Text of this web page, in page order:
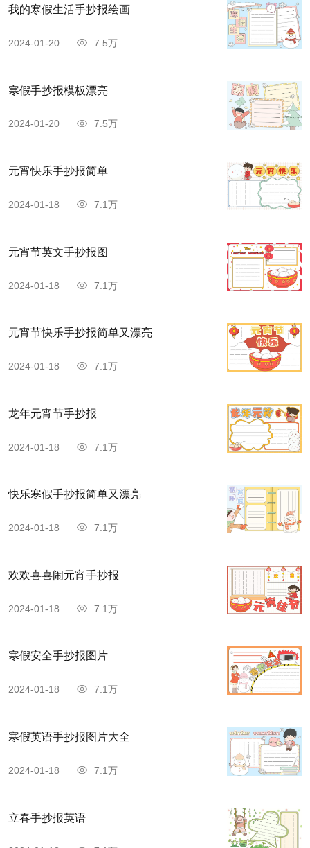
我的寒假生活手抄报绘画
2024-01-20 7.5万
寒假手抄报模板漂亮
2024-01-20 7.5万
元宵快乐手抄报简单
2024-01-18 7.1万
元宵节英文手抄报图
2024-01-18 7.1万
元宵节快乐手抄报简单又漂亮
2024-01-18 7.1万
龙年元宵节手抄报
2024-01-18 7.1万
快乐寒假手抄报简单又漂亮
2024-01-18 7.1万
欢欢喜喜闹元宵手抄报
2024-01-18 7.1万
寒假安全手抄报图片
2024-01-18 7.1万
寒假英语手抄报图片大全
2024-01-18 7.1万
立春手抄报英语